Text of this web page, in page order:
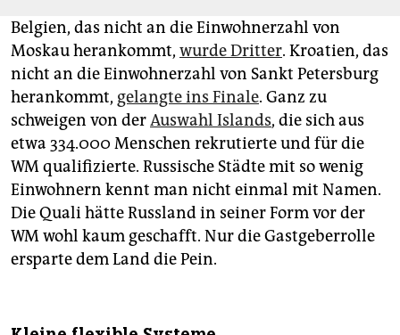
Belgien, das nicht an die Einwohnerzahl von
Moskau herankommt, wurde Dritter. Kroatien, das
nicht an die Einwohnerzahl von Sankt Petersburg
herankommt, gelangte ins Finale. Ganz zu
schweigen von derAuswahl Islands, die sich aus
etwa 334.000 Menschen rekrutierte und für die
WM qualifizierte. Russische Städte mit so wenig
Einwohnern kennt man nicht einmal mit Namen.
Die Quali hätte Russland in seiner Form vor der
WM wohl kaum geschafft. Nur die Gastgeberrolle
ersparte dem Land die Pein.